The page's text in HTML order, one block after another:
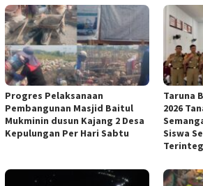
Progres Pelaksanaan
Pembangunan Masjid Baitul
Mukminin dusun Kajang 2 Desa
Kepulungan Per Hari Sabtu
Taruna
2026
Siswa